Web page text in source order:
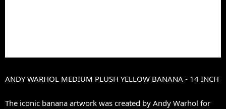
ANDY WARHOL MEDIUM PLUSH YELLOW BANANA - 14 INCH
The iconic banana artwork was created by Andy Warhol for